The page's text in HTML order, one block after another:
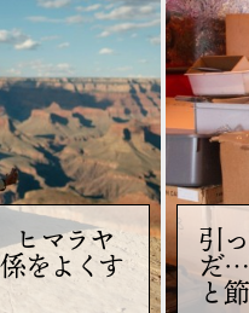
ヒマラヤ
をよくす
引
だ…
と